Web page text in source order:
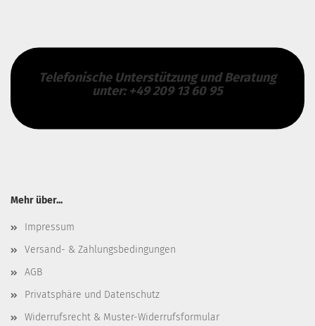
Telefonische Unterstützung und Beratung
unter: +49 209 13 60 95
Mehr über...
Impressum
Versand- & Zahlungsbedingungen
AGB
Privatsphäre und Datenschutz
Widerrufsrecht & Muster-Widerrufsformular